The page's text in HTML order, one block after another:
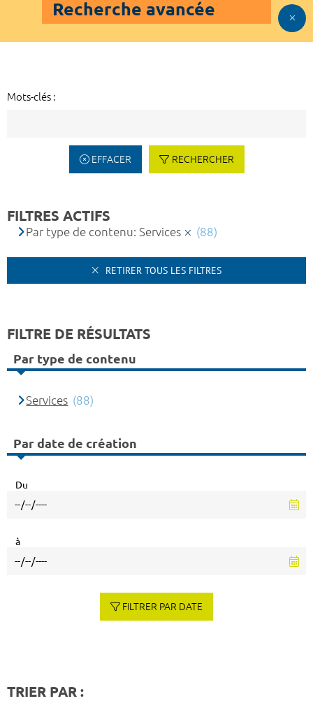
Recherche avancée
Mots-clés :
EFFACER RECHERCHER
FILTRES ACTIFS
Par type de contenu: Services (88)
RETIRER TOUS LES FILTRES
FILTRE DE RÉSULTATS
Par type de contenu
Services (88)
Par date de création
Du
à
FILTRER PAR DATE
TRIER PAR :